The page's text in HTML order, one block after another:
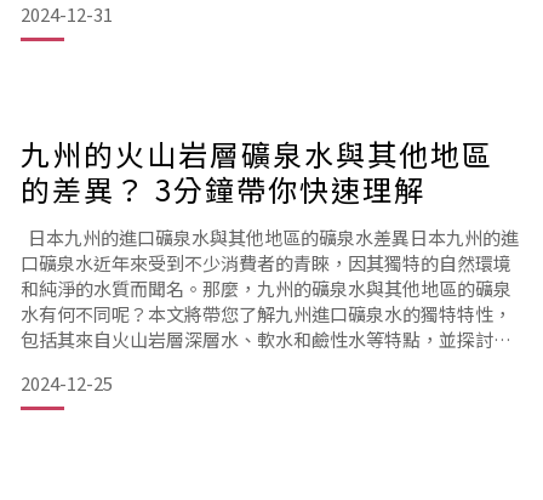
今天，我們就帶您了解這兩者的主要差異，幫助您做出更好的
選擇！天然礦泉水 vs 飲水機水：你知道它們的區別嗎？
2024-12-31
九州的火山岩層礦泉水與其他地區
的差異？ 3分鐘帶你快速理解
日本九州的進口礦泉水與其他地區的礦泉水差異日本九州的進
口礦泉水近年來受到不少消費者的青睞，因其獨特的自然環境
和純淨的水質而聞名。那麼，九州的礦泉水與其他地區的礦泉
水有何不同呢？本文將帶您了解九州進口礦泉水的獨特特性，
包括其來自火山岩層深層水、軟水和鹼性水等特點，並探討這
活動頻繁的區域，這使得當地水源通過火山岩層過濾。這一過
程讓水質更為純淨，並吸收了來自地下的天然礦物質。這些天
2024-12-25